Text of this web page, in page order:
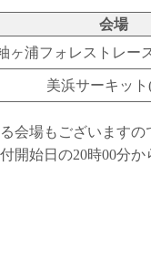
会場
ヶ浦フォレストレー
美浜サーキット
会場もございますの
開始日の20時00分